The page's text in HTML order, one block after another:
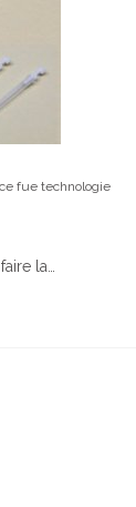
fue technologie
la…